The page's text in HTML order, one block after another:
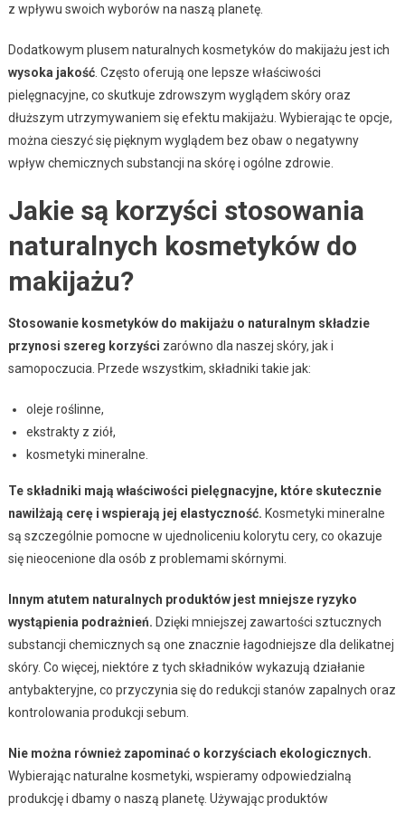
z wpływu swoich wyborów na naszą planetę.
Dodatkowym plusem naturalnych kosmetyków do makijażu jest ich
wysoka jakość. Często oferują one lepsze właściwości
pielęgnacyjne, co skutkuje zdrowszym wyglądem skóry oraz
dłuższym utrzymywaniem się efektu makijażu. Wybierając te opcje,
można cieszyć się pięknym wyglądem bez obaw o negatywny
wpływ chemicznych substancji na skórę i ogólne zdrowie.
Jakie są korzyści stosowania
naturalnych kosmetyków do
makijażu?
Stosowanie kosmetyków do makijażu o naturalnym składzie
przynosi szereg korzyści zarówno dla naszej skóry, jak i
samopoczucia. Przede wszystkim, składniki takie jak:
oleje roślinne,
ekstrakty z ziół,
kosmetyki mineralne.
Te składniki mają właściwości pielęgnacyjne, które skutecznie
nawilżają cerę i wspierają jej elastyczność. Kosmetyki mineralne
są szczególnie pomocne w ujednoliceniu kolorytu cery, co okazuje
się nieocenione dla osób z problemami skórnymi.
Innym atutem naturalnych produktów jest mniejsze ryzyko
wystąpienia podrażnień. Dzięki mniejszej zawartości sztucznych
substancji chemicznych są one znacznie łagodniejsze dla delikatnej
skóry. Co więcej, niektóre z tych składników wykazują działanie
antybakteryjne, co przyczynia się do redukcji stanów zapalnych oraz
kontrolowania produkcji sebum.
Nie można również zapominać o korzyściach ekologicznych.
Wybierając naturalne kosmetyki, wspieramy odpowiedzialną
produkcję i dbamy o naszą planetę. Używając produktów